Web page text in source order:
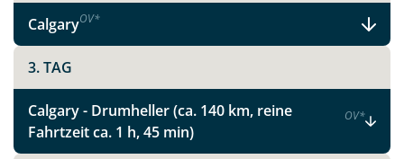
CalgaryOV*
3. TAG
Calgary - Drumheller (ca. 140 km, reine
Fahrtzeit ca. 1 h, 45 min)
OV*